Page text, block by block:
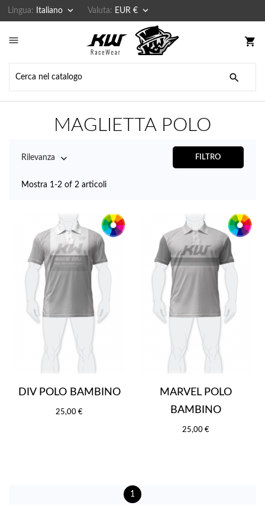
Lingua: Italiano  Valuta: EUR € 
 shopping_cart

MAGLIETTA POLO
Rilevanza  FILTRO
Mostra 1-2 of 2 articoli
DIV POLO BAMBINO
25,00 €
MARVEL POLO
BAMBINO
25,00 €
1